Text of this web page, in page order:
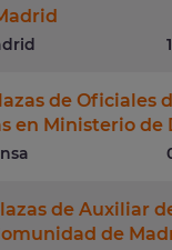
de Oficiales
en Ministerio de
de Auxiliar
de